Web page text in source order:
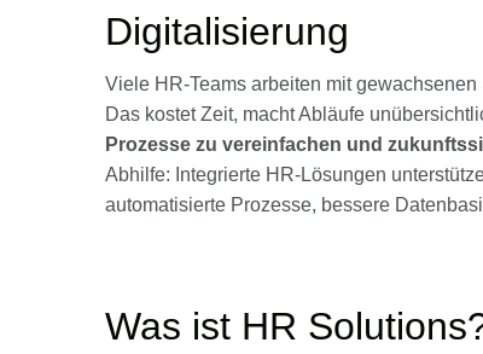
Digitalisierung
Viele HR-Teams arbeiten mit
Das kostet Zeit, macht Abläufe
Prozesse zu vereinfachen und
Abhilfe: Integrierte HR-Lösungen
automatisierte Prozesse, bessere
Was ist HR